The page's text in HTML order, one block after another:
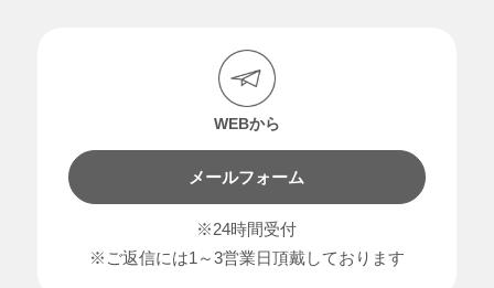
WEBから
メールフォーム
※24時間受付
※ご返信には1～3営業日頂戴しております